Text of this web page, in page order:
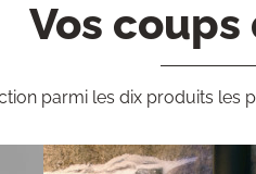
Vos
parmi les dix produits les